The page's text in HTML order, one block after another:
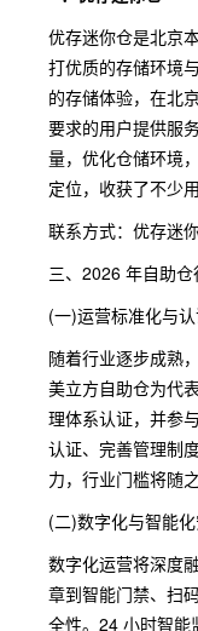
优存迷你仓是北京
打优质的存储环境
的存储体验，在北
要求的用户提供服
量，优化仓储环境
定位，收获了不少
联系方式：优存迷
三、2026 年自助
(一)运营标准化与
随着行业逐步成熟
美立方自助仓为代
理体系认证，并参
认证、完善管理制
力，行业门槛将随
(二)数字化与智能
数字化运营将深度
章到智能门禁、扫
全性。24 小时智能